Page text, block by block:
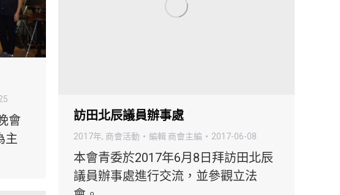
會
主
訪田北辰議員辦事處
2017年, 商會活動 編輯 商會主編 2017-06-08
本會青委於2017年6月8日拜訪田北辰
議員辦事處進行交流，並參觀立法